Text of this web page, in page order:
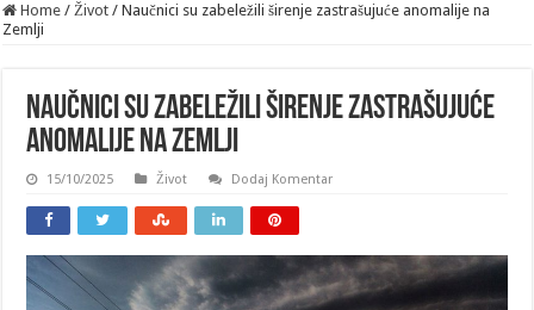
Home / Život / Naučnici su zabeležili širenje zastrašujuće anomalije na
Zemlji
Naučnici su zabeležili širenje zastrašujuće
anomalije na Zemlji
15/10/2025 Život Dodaj Komentar